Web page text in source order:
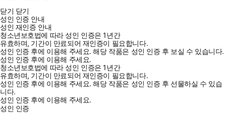
닫기 닫기
성인 인증 안내
성인 재인증 안내
청소년보호법에 따라 성인 인증은 1년간
유효하며, 기간이 만료되어 재인증이 필요합니다.
성인 인증 후에 이용해 주세요.해당 작품은 성인 인증 후 보실 수 있습니다.
성인 인증 후에 이용해 주세요.
청소년보호법에 따라 성인 인증은 1년간
유효하며, 기간이 만료되어 재인증이 필요합니다.
성인 인증 후에 이용해 주세요.해당 작품은 성인 인증 후 선물하실 수 있습
니다.
성인 인증 후에 이용해 주세요.
성인 인증